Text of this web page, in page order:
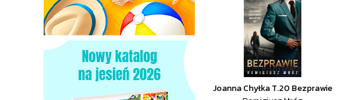
Joanna Chyłka T.20 Bezprawie